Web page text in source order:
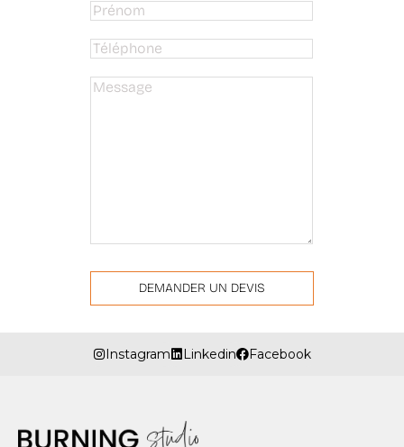
Prénom
Téléphone
Message
Instagram Linkedin Facebook